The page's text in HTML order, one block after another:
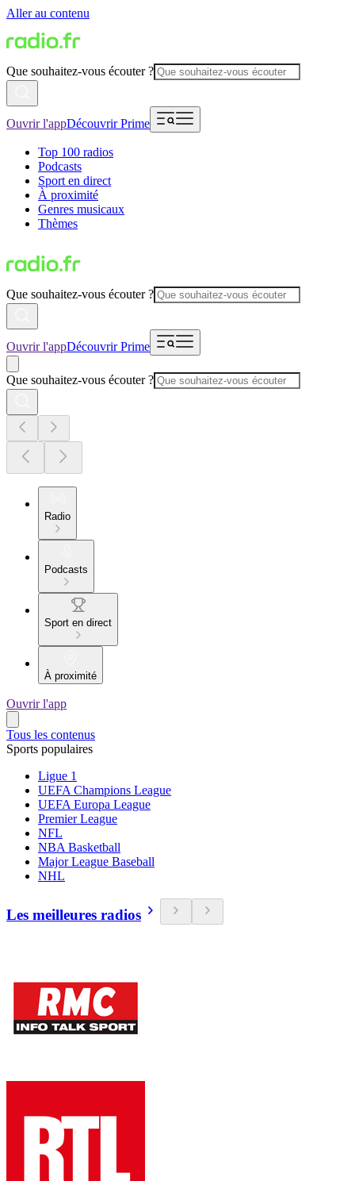
Aller au contenu
Que souhaitez-vous écouter ?
Ouvrir l'appDécouvrir Prime
Top 100 radios
Podcasts
Sport en direct
À proximité
Genres musicaux
Thèmes
Que souhaitez-vous écouter ?
Ouvrir l'appDécouvrir Prime
Que souhaitez-vous écouter ?
Radio
Podcasts
Sport en direct
À proximité
Ouvrir l'app
Tous les contenus
Sports populaires
Ligue 1
UEFA Champions League
UEFA Europa League
Premier League
NFL
NBA Basketball
Major League Baseball
NHL
Les meilleures radios